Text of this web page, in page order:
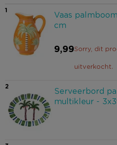
1
Vaas
cm
9,99Sorry, dit
uitverkocht.
2
Serveerbord
multikleur -